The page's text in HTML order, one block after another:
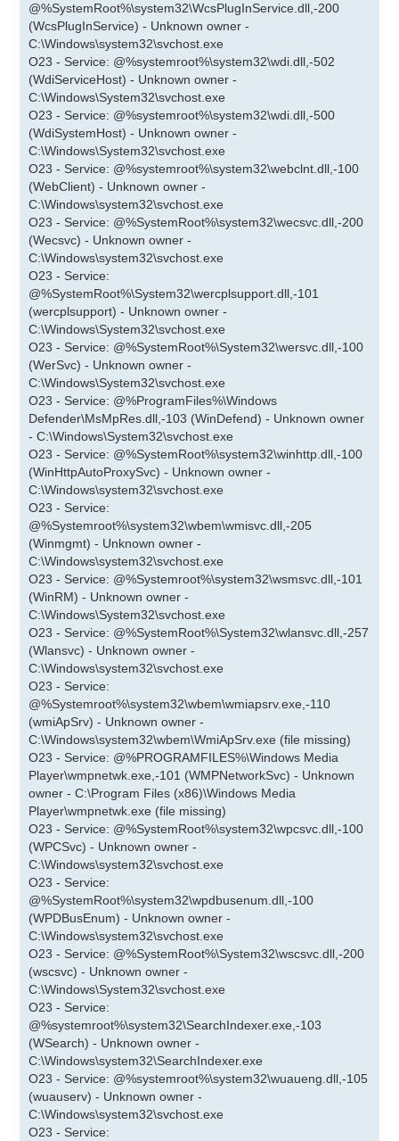
@%SystemRoot%\system32\WcsPlugInService.dll,-200
(WcsPlugInService) - Unknown owner -
C:\Windows\system32\svchost.exe
O23 - Service: @%systemroot%\system32\wdi.dll,-502
(WdiServiceHost) - Unknown owner -
C:\Windows\System32\svchost.exe
O23 - Service: @%systemroot%\system32\wdi.dll,-500
(WdiSystemHost) - Unknown owner -
C:\Windows\System32\svchost.exe
O23 - Service: @%systemroot%\system32\webclnt.dll,-100
(WebClient) - Unknown owner -
C:\Windows\system32\svchost.exe
O23 - Service: @%SystemRoot%\system32\wecsvc.dll,-200
(Wecsvc) - Unknown owner -
C:\Windows\system32\svchost.exe
O23 - Service:
@%SystemRoot%\System32\wercplsupport.dll,-101
(wercplsupport) - Unknown owner -
C:\Windows\System32\svchost.exe
O23 - Service: @%SystemRoot%\System32\wersvc.dll,-100
(WerSvc) - Unknown owner -
C:\Windows\System32\svchost.exe
O23 - Service: @%ProgramFiles%\Windows
Defender\MsMpRes.dll,-103 (WinDefend) - Unknown owner
- C:\Windows\System32\svchost.exe
O23 - Service: @%SystemRoot%\system32\winhttp.dll,-100
(WinHttpAutoProxySvc) - Unknown owner -
C:\Windows\system32\svchost.exe
O23 - Service:
@%Systemroot%\system32\wbem\wmisvc.dll,-205
(Winmgmt) - Unknown owner -
C:\Windows\system32\svchost.exe
O23 - Service: @%Systemroot%\system32\wsmsvc.dll,-101
(WinRM) - Unknown owner -
C:\Windows\System32\svchost.exe
O23 - Service: @%SystemRoot%\System32\wlansvc.dll,-257
(Wlansvc) - Unknown owner -
C:\Windows\system32\svchost.exe
O23 - Service:
@%Systemroot%\system32\wbem\wmiapsrv.exe,-110
(wmiApSrv) - Unknown owner -
C:\Windows\system32\wbem\WmiApSrv.exe (file missing)
O23 - Service: @%PROGRAMFILES%\Windows Media
Player\wmpnetwk.exe,-101 (WMPNetworkSvc) - Unknown
owner - C:\Program Files (x86)\Windows Media
Player\wmpnetwk.exe (file missing)
O23 - Service: @%SystemRoot%\system32\wpcsvc.dll,-100
(WPCSvc) - Unknown owner -
C:\Windows\system32\svchost.exe
O23 - Service:
@%SystemRoot%\system32\wpdbusenum.dll,-100
(WPDBusEnum) - Unknown owner -
C:\Windows\system32\svchost.exe
O23 - Service: @%SystemRoot%\System32\wscsvc.dll,-200
(wscsvc) - Unknown owner -
C:\Windows\System32\svchost.exe
O23 - Service:
@%systemroot%\system32\SearchIndexer.exe,-103
(WSearch) - Unknown owner -
C:\Windows\system32\SearchIndexer.exe
O23 - Service: @%systemroot%\system32\wuaueng.dll,-105
(wuauserv) - Unknown owner -
C:\Windows\system32\svchost.exe
O23 - Service: